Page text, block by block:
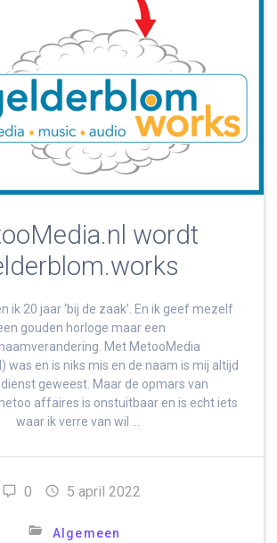
wordt
ik 20 jaar ‘bij de zaak’. En ik geef mezelf
gouden horloge maar een
Met MetooMedia
was en is niks mis en de naam is mij altijd
geweest. Maar de opmars van
affaires is onstuitbaar en is echt iets
waar ik verre van wil …
0 5 april 2022
Algemeen